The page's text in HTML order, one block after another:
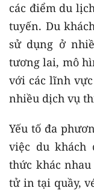
các điểm du
tuyến. Du
sử dụng ở
tương lai, mô
với các lĩnh
nhiều dịch vụ
Yếu tố đa
việc du khách
thức khác
tử in tại quầy,